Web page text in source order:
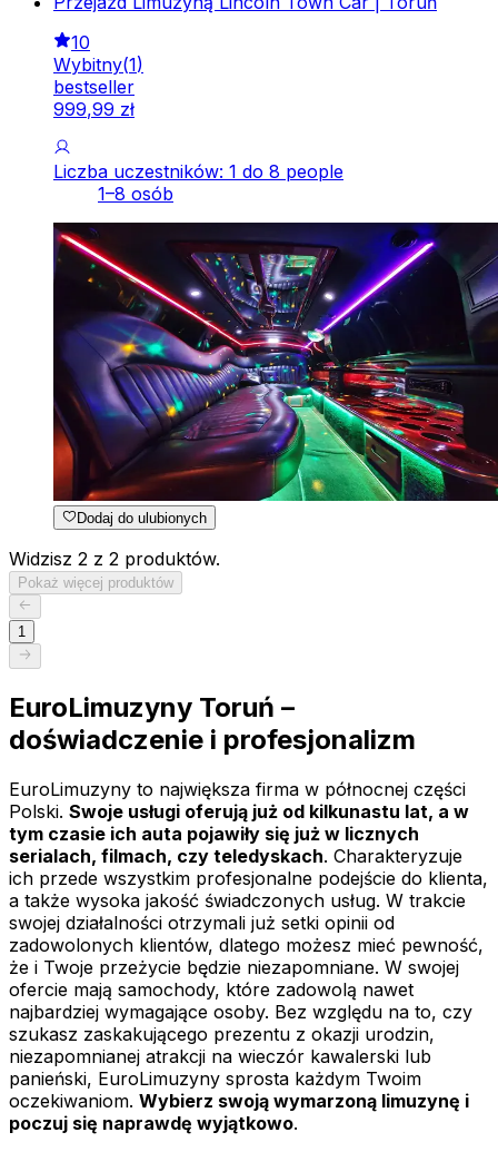
10
Wybitny(1)
bestseller
999,99 zł
Liczba uczestników: 1 do 8 people
1–8 osób
Dodaj do ulubionych
Widzisz 2 z 2 produktów.
Pokaż więcej produktów
1
EuroLimuzyny Toruń –
doświadczenie i profesjonalizm
EuroLimuzyny to największa firma w północnej części
Polski. Swoje usługi oferują już od kilkunastu lat, a w
tym czasie ich auta pojawiły się już w licznych
serialach, filmach, czy teledyskach. Charakteryzuje
ich przede wszystkim profesjonalne podejście do klienta,
a także wysoka jakość świadczonych usług. W trakcie
swojej działalności otrzymali już setki opinii od
zadowolonych klientów, dlatego możesz mieć pewność,
że i Twoje przeżycie będzie niezapomniane. W swojej
ofercie mają samochody, które zadowolą nawet
najbardziej wymagające osoby. Bez względu na to, czy
szukasz zaskakującego prezentu z okazji urodzin,
niezapomnianej atrakcji na wieczór kawalerski lub
panieński, EuroLimuzyny sprosta każdym Twoim
oczekiwaniom. Wybierz swoją wymarzoną limuzynę i
poczuj się naprawdę wyjątkowo.